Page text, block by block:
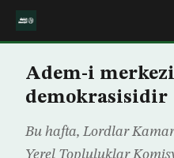
Adem-i
demokrasisidir
Bu hafta, Lordlar
Yerel Topluluklar